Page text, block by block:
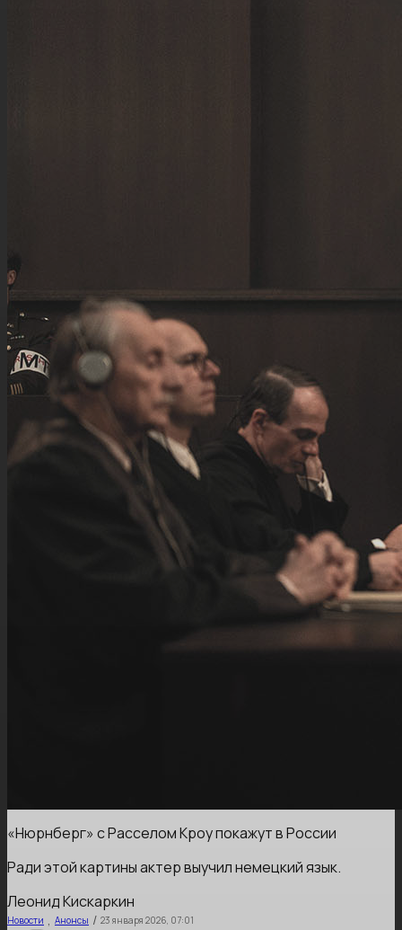
«Нюрнберг» с Расселом Кроу покажут в России
Ради этой картины актер выучил немецкий язык.
Леонид Кискаркин
Новости , Анонсы / 23 января 2026, 07:01